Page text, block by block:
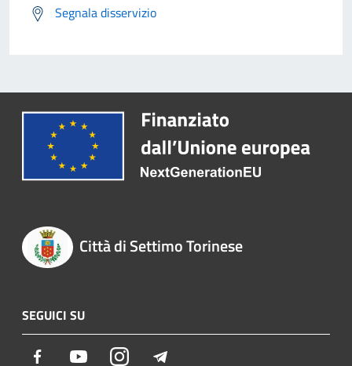
Segnala disservizio
Città di Settimo Torinese
SEGUICI SU
Facebook YoutubeInstagram